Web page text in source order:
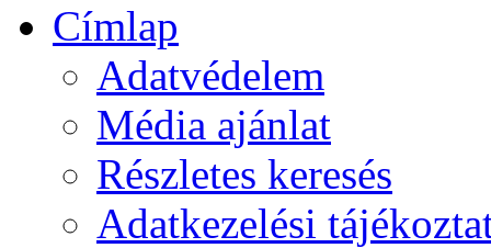
Címlap
Adatvédelem
Média ajánlat
Részletes keresés
Adatkezelési